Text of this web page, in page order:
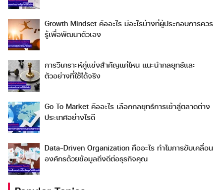
Growth Mindset คืออะไร มีอะไรบ้างที่ผู้ประกอบการควร
รู้เพื่อพัฒนาตัวเอง
การวิเคราะห์คู่แข่งสำคัญแค่ไหน แนะนำกลยุทธ์และ
ตัวอย่างที่ใช้ได้จริง
Go To Market คืออะไร เลือกกลยุทธ์การเข้าสู่ตลาดต่าง
ประเทศอย่างไรดี
Data-Driven Organization คืออะไร ทำไมการขับเคลื่อน
องค์กรด้วยข้อมูลถึงดีต่อธุรกิจคุณ